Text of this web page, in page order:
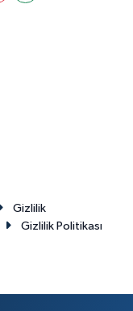
Gizlilik
Gizlilik Politikası